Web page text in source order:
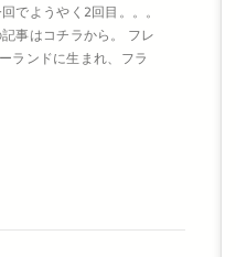
でようやく2回目。。。
事はコチラから。 フレ
ランドに生まれ、フラ